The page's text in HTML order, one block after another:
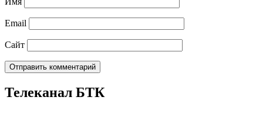
Email
Сайт
Телеканал БТК